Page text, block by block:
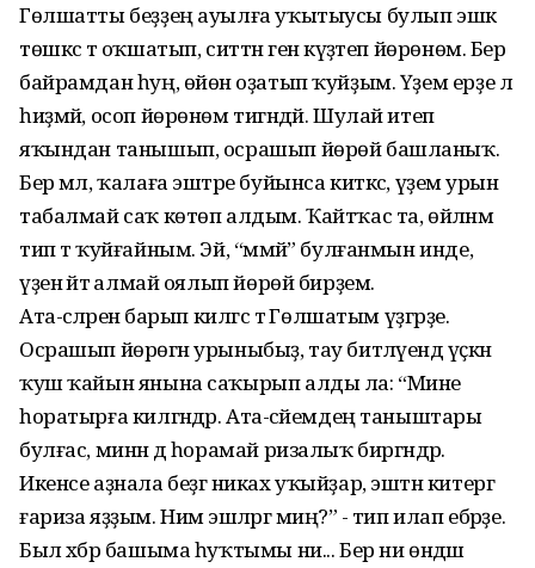
Гөлшатты беҙҙең ауылға уҡытыусы булып эшкә
төшкәс тә оҡшатып, ситтән генә күҙәтеп йөрөнөм. Бер
байрамдан һуң, өйөнә оҙатып ҡуйҙым. Үҙем ерҙе лә
һиҙмәй, осоп йөрөнөм тигәндәй. Шулай итеп
яҡындан танышып, осрашып йөрөй башланыҡ.
Бер мәл, ҡалаға эштәре буйынса киткәс, үҙемә урын
табалмай саҡ көтөп алдым. Ҡайтҡас та, өйләнәм
тип тә ҡуйғайным. Эй, “мәмәй” булғанмын инде,
үҙенә әйтә алмай оялып йөрөй бирҙем.
Ата-әсәләренә барып килгәс тә Гөлшатым үҙгәрҙе.
Осрашып йөрөгән урыныбыҙ, тау битләүендә үҫкән
ҡуш ҡайын янына саҡырып алды ла: “Мине
һоратырға килгәндәр. Ата-әсәйемдең таныштары
булғас, минән дә һорамай ризалыҡ биргәндәр.
Икенсе аҙнала беҙгә никах уҡыйҙар, эштән китергә
ғариза яҙҙым. Нимә эшләргә миңә?” - тип илап ебәрҙе.
Был хәбәр башыма һуҡтымы ни... Бер ни өндәшә